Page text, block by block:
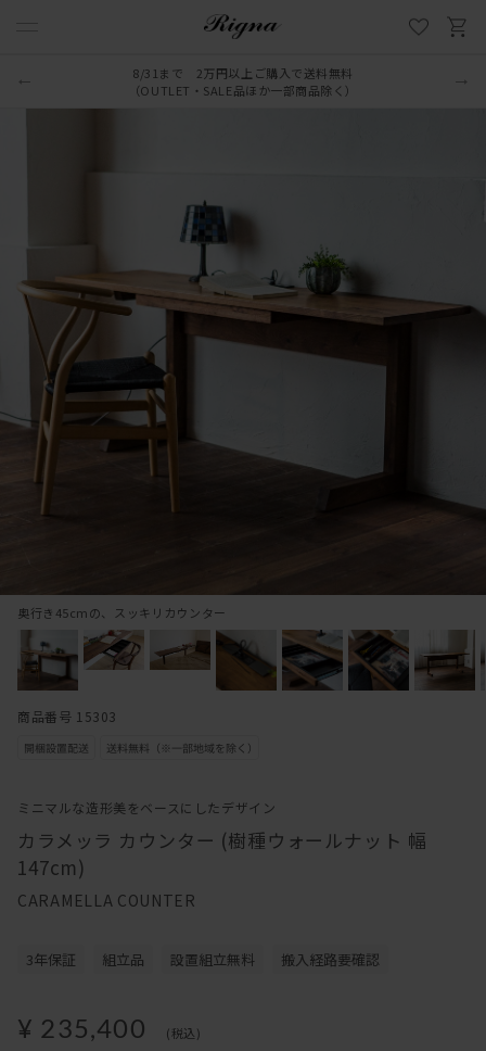
8/31まで 2万円以上ご購入で送料無料
（OUTLET・SALE品ほか一部商品除く）
ミニマルな造形美をベースにしたデザイン
カラメッラ カウンター (樹種ウォールナット 幅
147cm)
CARAMELLA COUNTER
奥行き45cmの、スッキリカウンター
3年保証 組立品 設置組立無料 搬入経路要確認
¥ 235,400 (税込)
商品番号 15303